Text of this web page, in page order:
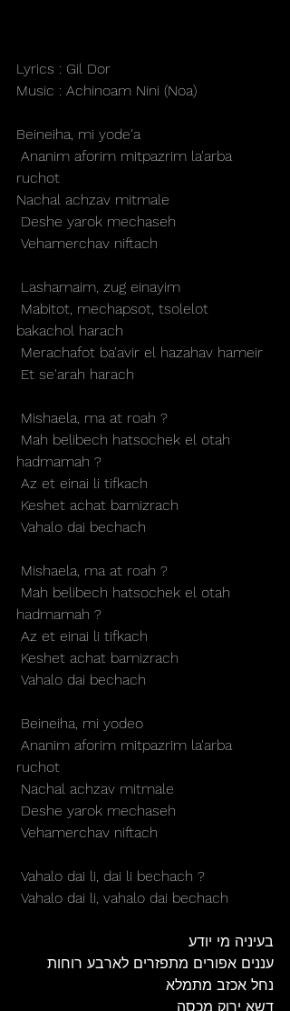
Lyrics : Gil Dor
Music : Achinoam Nini (Noa)
Beineiha, mi yode'a
ruchot
Nachal achzav mitmale
Deshe yarok mechaseh
Vehamerchav niftach
Lashamaim, zug einayim
bakachol harach
Merachafot ba'avir el hazahav hameir
Et se'arah harach
Mishaela, ma at roah ?
hadmamah ?
Az et einai li tifkach
Keshet achat bamizrach
Vahalo dai bechach
Mishaela, ma at roah ?
hadmamah ?
Az et einai li tifkach
Keshet achat bamizrach
Vahalo dai bechach
Beineiha, mi yodeo
ruchot
Nachal achzav mitmale
Deshe yarok mechaseh
Vehamerchav niftach
Vahalo dai li, dai li bechach ?
Vahalo dai li, vahalo dai bechach
בעיניה מי יודע
עננים אפורים מתפזרים לארבע רוחות
נחל אכזב מתמלא
דשא ירוק מכסה